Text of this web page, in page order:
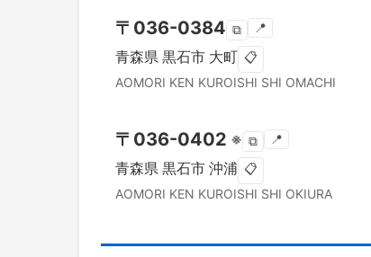
〒 036-0384 ⧉ 📍
青森県 黒石市 大町 📋
AOMORI KEN KUROISHI SHI OMACHI
〒 036-0402 ※ ⧉ 📍
青森県 黒石市 沖浦 📋
AOMORI KEN KUROISHI SHI OKIURA